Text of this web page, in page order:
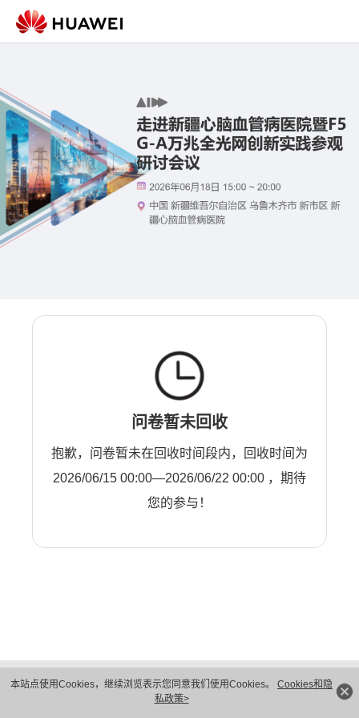
本站点使用Cookies，继续浏览表示您同意我们使用Cookies。 Cookies和隐
私政策>
问卷暂未回收
抱歉，问卷暂未在回收时间段内，回收时间为
2026/06/15 00:00—2026/06/22 00:00 ，期待
您的参与！
隐私保护
法律声明